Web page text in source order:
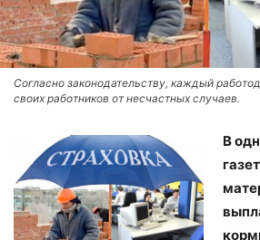
Согласно законодательству, каждый
своих работников от несчастных случаев.
В